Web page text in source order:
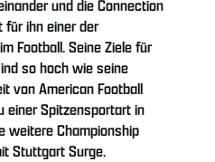
und die Connection
für ihn einer der
Football. Seine Ziele für
so hoch wie seine
von American Football
einer Spitzensportart in
weitere Championship
Stuttgart Surge.